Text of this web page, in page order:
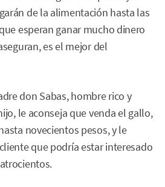
de la alimentación hasta las
esperan ganar mucho dinero
es el mejor del
don Sabas, hombre rico y
le aconseja que venda el gallo,
novecientos pesos, y le
que podría estar interesado